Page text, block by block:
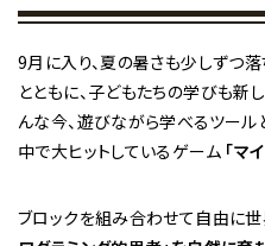
9月に入り、夏の暑さも少しずつ
とともに、子どもたちの学びも新
んな今、遊びながら学べるツー
中で大ヒットしているゲーム 「マ
ブロックを組み合わせて自由に